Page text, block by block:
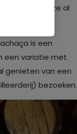
Heb jij ze al
is een
een variatie met
genieten van een
bezoeken.